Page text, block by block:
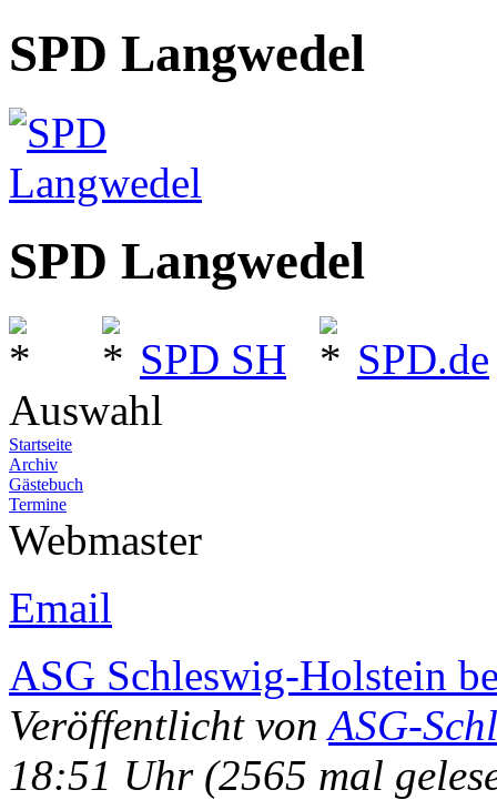
SPD Langwedel
SPD Langwedel
SPD SH
SPD.de
Auswahl
Startseite
Archiv
Gästebuch
Termine
Webmaster
Email
ASG Schleswig-Holstein
Veröffentlicht vonASG-
18:51 Uhr (2565 mal